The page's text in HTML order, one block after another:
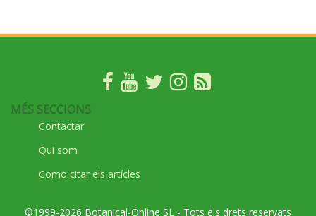
MÉS SECCIONS
Contactar
Qui som
Como citar els artícles
©1999-2026 Botanical-Online SL - Tots els drets reservats